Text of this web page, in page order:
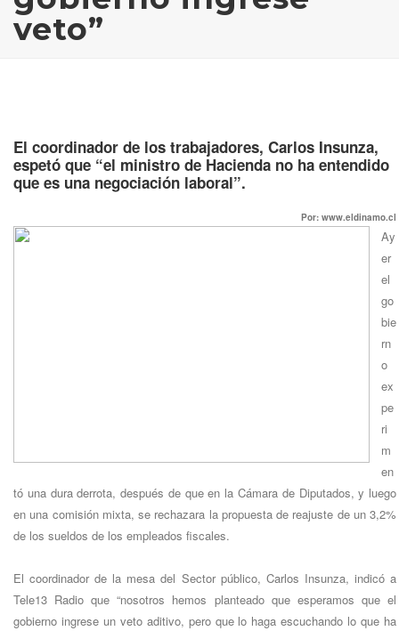
veto”
El coordinador de los trabajadores, Carlos Insunza,
espetó que “el ministro de Hacienda no ha entendido
que es una negociación laboral”.
Por: www.eldinamo.cl
Ay
er
el
go
bie
rn
o
ex
pe
ri
m
en
tó una dura derrota, después de que en la Cámara de Diputados, y luego
en una comisión mixta, se rechazara la propuesta de reajuste de un 3,2%
de los sueldos de los empleados fiscales.
El coordinador de la mesa del Sector público, Carlos Insunza, indicó a
Tele13 Radio que “nosotros hemos planteado que esperamos que el
gobierno ingrese un veto aditivo, pero que lo haga escuchando lo que ha